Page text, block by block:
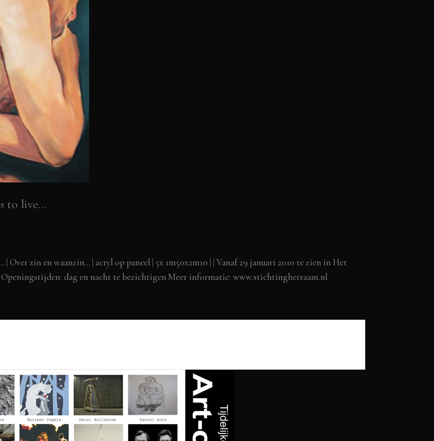
to live…
Over zin en waanzin… | acryl op paneel | 5x 1m50x2m10 | | Vanaf 29 januari 2010 te zien in Het
dag en nacht te bezichtigen Meer informatie: www.stichtinghetraam.nl